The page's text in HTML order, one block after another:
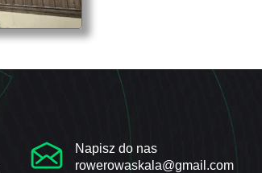
Napisz do nas
rowerowaskala@gmail.com